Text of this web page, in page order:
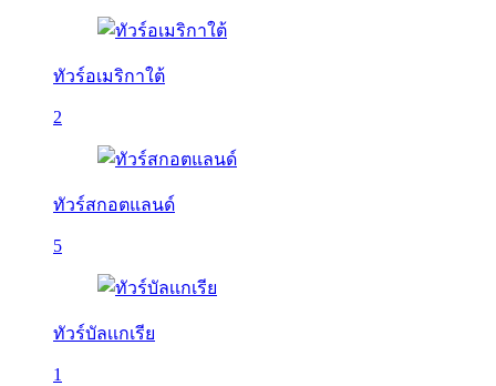
ทัวร์อเมริกาใต้
2
ทัวร์สกอตแลนด์
5
ทัวร์บัลเเกเรีย
1